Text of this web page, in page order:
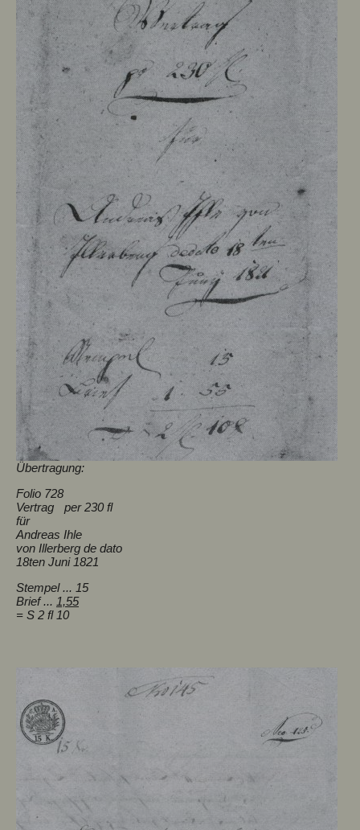
Übertragung:
Folio 728
Vertrag per 230 fl
für
Andreas Ihle
von Illerberg de dato
18ten Juni 1821
Stempel ... 15
Brief ... 1,55
= S 2 fl 10